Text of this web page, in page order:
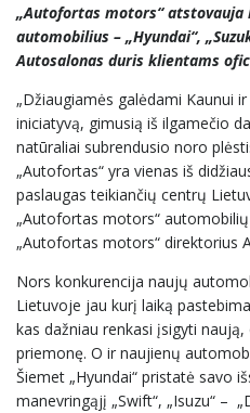
„Autofortas motors“
automobilius – „Hyundai“,
Autosalonas duris klientams
„Džiaugiamės galėdami Kaunui
iniciatyvą, gimusią iš ilgamečio
natūraliai subrendusio noro
„Autofortas“ yra vienas iš
paslaugas teikiančių centrų
„Autofortas motors“
„Autofortas motors“ direktorius
Nors konkurencija naujų
Lietuvoje jau kurį laiką
kas dažniau renkasi įsigyti
priemonę. O ir naujienų
Šiemet „Hyundai“ pristatė savo
manevringąjį „Swift“, „Isuzu“ –